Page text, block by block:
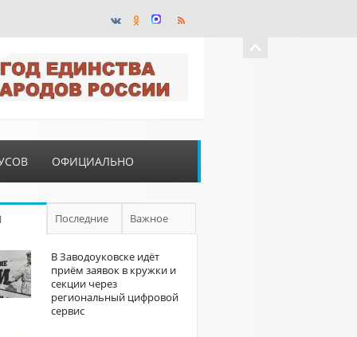
ОФИЦИАЛЬНО
Последние Важное
В Заводоуковске идёт
приём заявок в кружки и
секции через
региональный цифровой
сервис